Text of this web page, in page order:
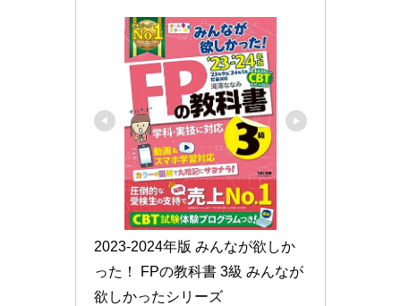
2023-2024年版 みんなが欲しか
った！ FPの教科書 3級 みんなが
欲しかったシリーズ